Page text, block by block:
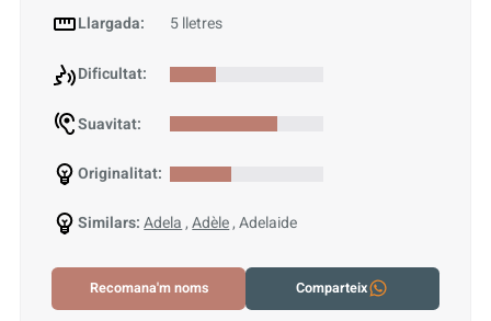
Llargada: 5 lletres
Dificultat:
Suavitat:
Originalitat:
Similars: Adela,Adèle, Adelaide
Recomana'm noms Comparteix